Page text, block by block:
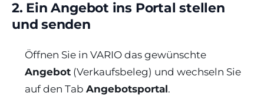
2. Ein Angebot ins Portal stellen
und senden
Öffnen Sie in VARIO das gewünschte
Angebot (Verkaufsbeleg) und wechseln Sie
auf den TabAngebotsportal.